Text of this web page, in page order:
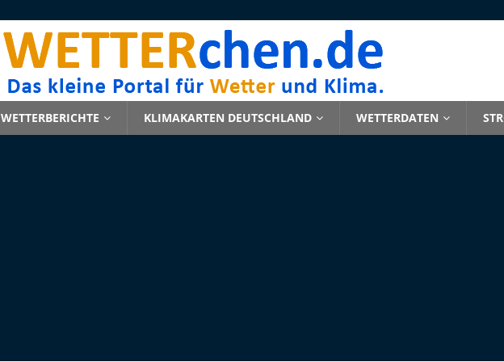
WETTERBERICHTE KLIMAKARTEN DEUTSCHLAND WETTERDATEN